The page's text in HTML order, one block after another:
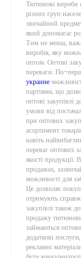
Тютюнові вироби
різних груп
звичайний
який допомагає
Тим не менш,
виробів, яку
оптом. Оптові
переваги. По-
украине
партіями, що
оптові закупівлі
умови від
при оптових
асортимент
навіть
переваг оптових
якості продукції.
продажах,
можливості для
Це дозволяє
отримують
закупівлі також
продажу
займаються
додаткові
рекламні